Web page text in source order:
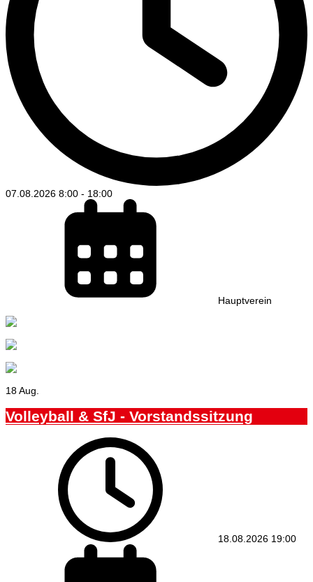
07.08.2026 8:00 - 18:00
Hauptverein
18 Aug.
Volleyball & SfJ - Vorstandssitzung
18.08.2026 19:00